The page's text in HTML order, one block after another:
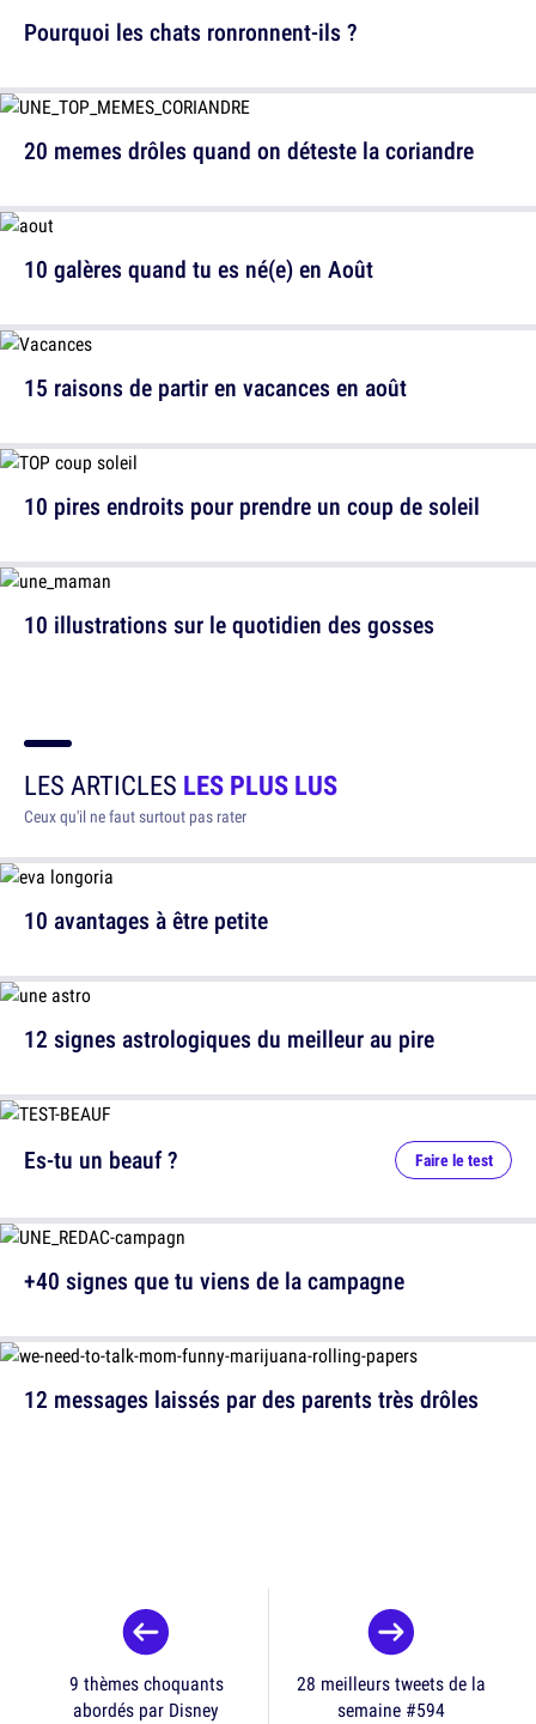
Pourquoi les chats ronronnent-ils ?
10 galères quand tu es né(e) en Août
10 pires endroits pour prendre un coup de soleil
20 memes drôles quand on déteste la coriandre
15 raisons de partir en vacances en août
10 illustrations sur le quotidien des gosses
LES ARTICLES LES PLUS LUS
Ceux qu'il ne faut surtout pas rater
10 avantages à être petite
12 signes astrologiques du meilleur au pire
12 messages laissés par des parents très drôles
Es-tu un beauf ? Faire le test
+40 signes que tu viens de la campagne
9 thèmes choquants
abordés par Disney
28 meilleurs tweets de la
semaine #594